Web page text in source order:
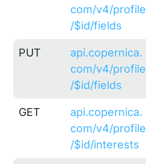
com/v4/profile
/$id/fields
PUT
api.copernica.
com/v4/profile
/$id/fields
GET
api.copernica.
com/v4/profile
/$id/interests